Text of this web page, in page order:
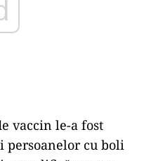
vaccin le-a fost
persoanelor cu boli